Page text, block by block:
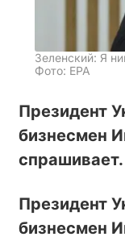
Зеленский: Я
Фото: EPA
Президент
бизнесмен
спрашивает.
Президент
бизнесмен